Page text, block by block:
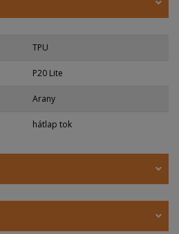
TPU
P20 Lite
Arany
hátlap tok